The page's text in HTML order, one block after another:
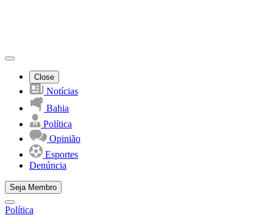
Close
Notícias
Bahia
Política
Opinião
Esportes
Denúncia
Seja Membro
Política